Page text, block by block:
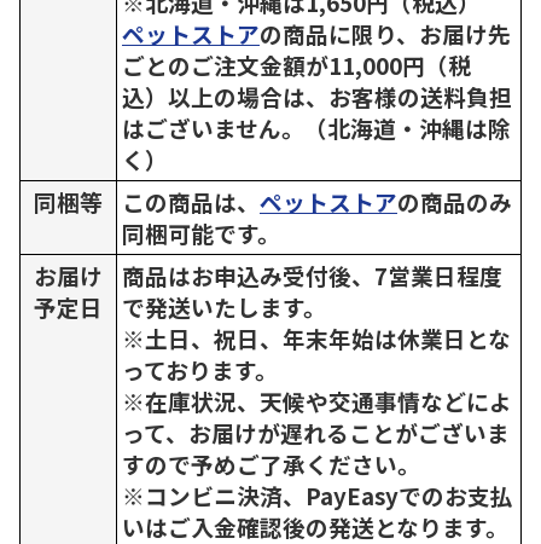
ペットストアの商品に限り、お届け先
ごとのご注文金額が11,000円（税
込）以上の場合は、お客様の送料負担
はございません。（北海道・沖縄は除
く）
同梱等
この商品は、 ペットストアの商品のみ
同梱可能です。
お届け
予定日
商品はお申込み受付後、7営業日程度
で発送いたします。
※土日、祝日、年末年始は休業日とな
っております。
※在庫状況、天候や交通事情などによ
って、お届けが遅れることがございま
すので予めご了承ください。
※コンビニ決済、PayEasyでのお支払
いはご入金確認後の発送となります。